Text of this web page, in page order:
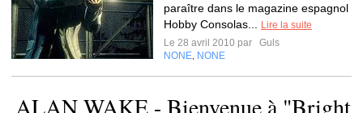
paraître dans le magazine espagnol
Hobby Consolas...
Lire la suite
Le 28 avril 2010 par
Guls
NONE NONE
ALAN WAKE - Bienvenue à "Bright